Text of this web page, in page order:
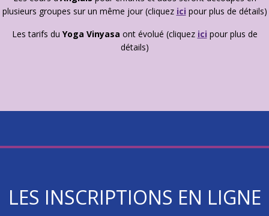
plusieurs groupes sur un même jour (cliquez ici pour plus de détails)
Les tarifs du Yoga Vinyasa ont évolué (cliquez ici pour plus de
détails)
LES INSCRIPTIONS EN LIGNE